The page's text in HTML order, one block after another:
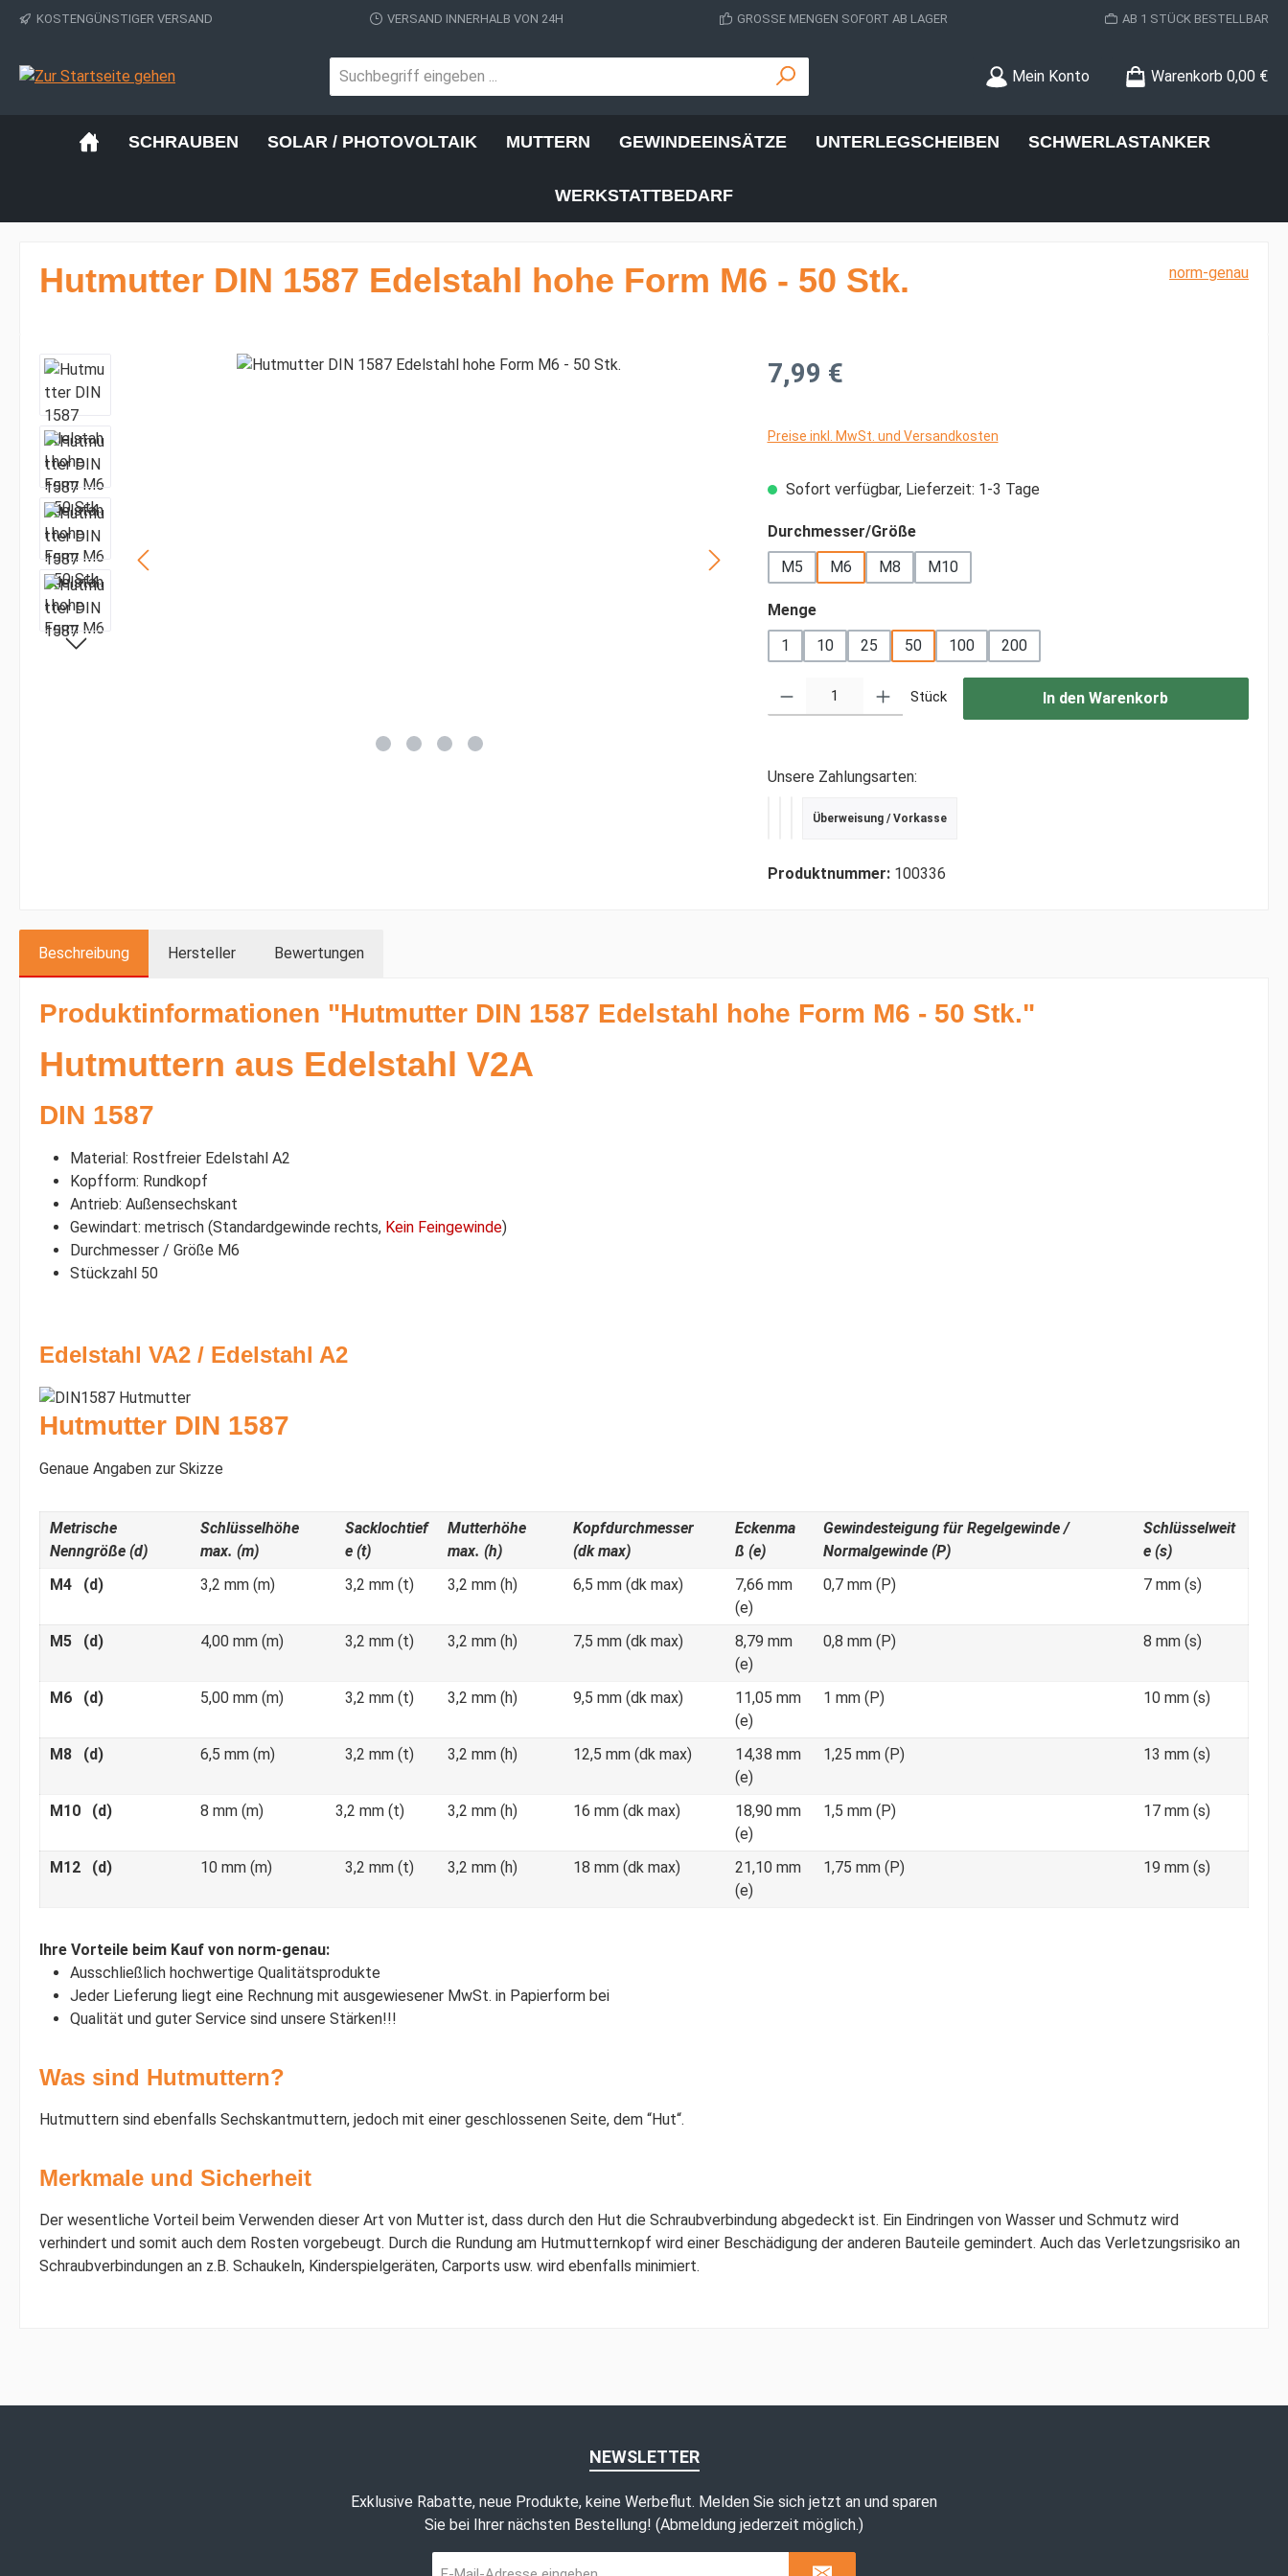
Hauptinhalt springen
Zur Suche springen
Zur Hauptnavigation springen
KOSTENGÜNSTIGER VERSAND VERSAND INNERHALB VON 24H GROSSE MENGEN SOFORT AB LAGER AB 1 STÜCK BESTELLBAR
Mein Konto Warenkorb 0,00 €
SCHRAUBEN SOLAR / PHOTOVOLTAIK MUTTERN GEWINDEEINSÄTZE UNTERLEGSCHEIBEN SCHWERLASTANKER
WERKSTATTBEDARF
Hutmutter DIN 1587 Edelstahl hohe Form M6 - 50 Stk. norm-genau
Bildergalerie überspringen Regulärer Preis:
7,99 €
Preise inkl. MwSt. und Versandkosten
Sofort verfügbar, Lieferzeit: 1-3 Tage
Durchmesser/Größeauswählen
M5
M6 M8 M10
Mengeauswählen
1
10 25 50 100 200
Stück In den Warenkorb
Unsere Zahlungsarten:
Überweisung / Vorkasse
Produktnummer: 100336
Beschreibung Hersteller Bewertungen
Produktinformationen "Hutmutter DIN 1587 Edelstahl hohe Form M6 - 50 Stk."
Hutmuttern aus Edelstahl V2A
DIN 1587
Material: Rostfreier Edelstahl A2
Kopfform: Rundkopf
Antrieb: Außensechskant
Gewindart: metrisch (Standardgewinde rechts, Kein Feingewinde)
Durchmesser / Größe M6
Stückzahl 50
Edelstahl VA2 / Edelstahl A2
Hutmutter DIN 1587
Genaue Angaben zur Skizze
Metrische
Nenngröße (d)
Schlüsselhöhe
max. (m)
Sacklochtief
e (t)
Mutterhöhe
max. (h)
Kopfdurchmesser
(dk max)
Eckenma
ß (e)
Gewindesteigung für Regelgewinde /
Normalgewinde (P)
Schlüsselweit
e (s)
M4 (d)
3,2 mm (m) 3,2 mm (t) 3,2 mm (h) 6,5 mm (dk max)
7,66 mm
(e)
0,7 mm (P) 7 mm (s)
M5 (d) 4,00 mm (m) 3,2 mm (t) 3,2 mm (h) 7,5 mm (dk max)
8,79 mm
(e)
0,8 mm (P) 8 mm (s)
M6 (d) 5,00 mm (m) 3,2 mm (t) 3,2 mm (h) 9,5 mm (dk max)
11,05 mm
(e)
1 mm (P) 10 mm (s)
M8 (d) 6,5 mm (m) 3,2 mm (t) 3,2 mm (h) 12,5 mm (dk max)
14,38 mm
(e)
1,25 mm (P) 13 mm (s)
M10 (d) 8 mm (m) 3,2 mm (t) 3,2 mm (h) 16 mm (dk max)
18,90 mm
(e)
1,5 mm (P) 17 mm (s)
M12 (d) 10 mm (m) 3,2 mm (t) 3,2 mm (h) 18 mm (dk max)
21,10 mm
(e)
1,75 mm (P) 19 mm (s)
Ihre Vorteile beim Kauf von norm-genau:
Ausschließlich hochwertige Qualitätsprodukte
Jeder Lieferung liegt eine Rechnung mit ausgewiesener MwSt. in Papierform bei
Qualität und guter Service sind unsere Stärken!!!
Was sind Hutmuttern?
Hutmuttern sind ebenfalls Sechskantmuttern, jedoch mit einer geschlossenen Seite, dem “Hut“.
Merkmale und Sicherheit
Der wesentliche Vorteil beim Verwenden dieser Art von Mutter ist, dass durch den Hut die Schraubverbindung abgedeckt ist. Ein Eindringen von Wasser und Schmutz wird
verhindert und somit auch dem Rosten vorgebeugt. Durch die Rundung am Hutmutternkopf wird einer Beschädigung der anderen Bauteile gemindert. Auch das Verletzungsrisiko an
Schraubverbindungen an z.B. Schaukeln, Kinderspielgeräten, Carports usw. wird ebenfalls minimiert.
NEWSLETTER
Exklusive Rabatte, neue Produkte, keine Werbeflut. Melden Sie sich jetzt an und sparen
Sie bei Ihrer nächsten Bestellung! (Abmeldung jederzeit möglich.)